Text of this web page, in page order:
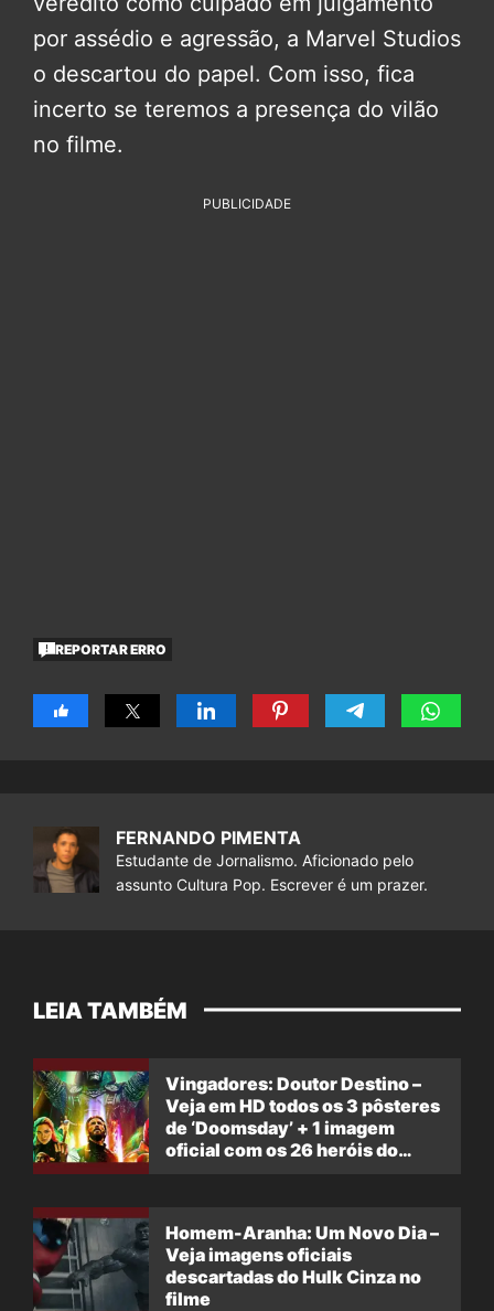
por assédio e agressão, a Marvel Studios
o descartou do papel. Com isso, fica
incerto se teremos a presença do vilão
no filme.
PUBLICIDADE
REPORTAR ERRO
FERNANDO PIMENTA
Estudante de Jornalismo. Aficionado pelo
assunto Cultura Pop. Escrever é um prazer.
LEIA TAMBÉM
Vingadores: Doutor Destino –
Veja em HD todos os 3 pôsteres
de ‘Doomsday’ + 1 imagem
oficial com os 26 heróis do
Homem-Aranha: Um Novo Dia –
Veja imagens oficiais
descartadas do Hulk Cinza no
filme